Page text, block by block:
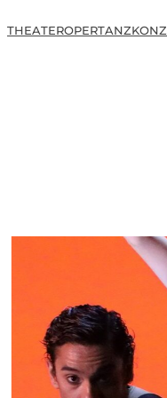
THEATEROPERTANZ